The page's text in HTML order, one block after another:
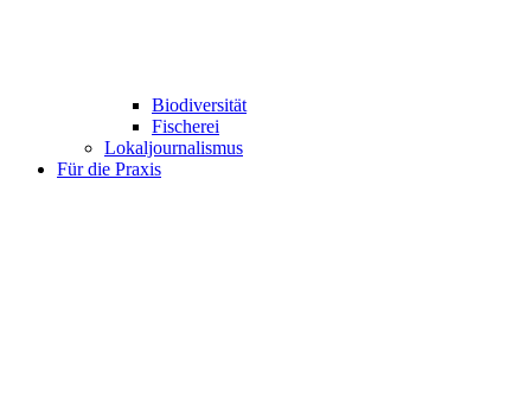
Biodiversität
Fischerei
Lokaljournalismus
Für die Praxis